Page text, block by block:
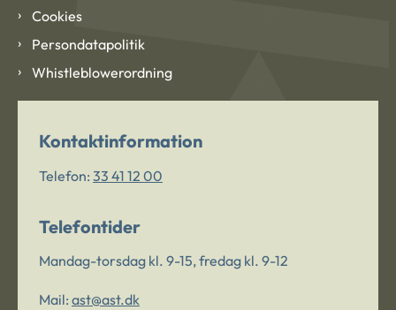
Cookies
Persondatapolitik
Whistleblowerordning
Kontaktinformation
Telefon: 33 41 12 00
Telefontider
Mandag-torsdag kl. 9-15, fredag kl. 9-12
Mail: ast@ast.dk